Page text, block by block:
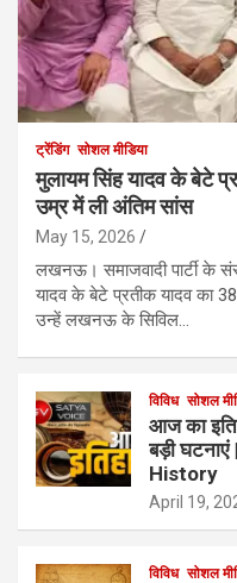
ट्रेंडिंग सोशल मीडिया
मुलायम सिंह यादव के बेटे
उम्र में ली अंतिम सांस
May 15, 2026
लखनऊ। समाजवादी पार्टी के
यादव के बेटे प्रतीक यादव का
उन्हें लखनऊ के सिविल…
विविध सोशल
आज का
बड़ी
History
April 19,
विविध सोशल